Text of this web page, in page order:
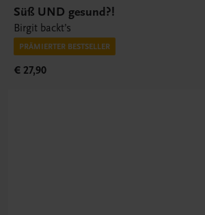
Süß UND gesund?!
Birgit backt’s
PRÄMIERTER BESTSELLER
€ 27,90